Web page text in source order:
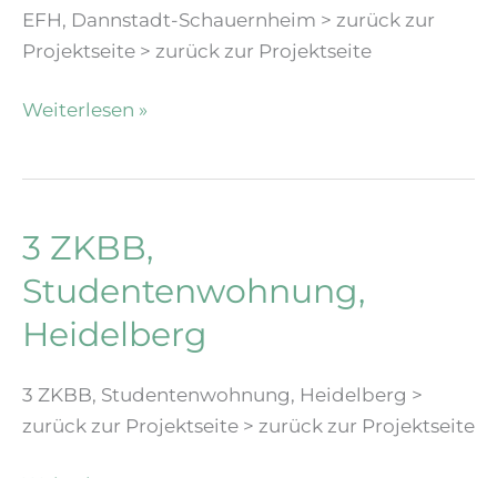
EFH, Dannstadt-Schauernheim > zurück zur
Projektseite > zurück zur Projektseite
EFH,
Weiterlesen »
3 ZKBB,
Studentenwohnung,
Heidelberg
3 ZKBB, Studentenwohnung, Heidelberg >
zurück zur Projektseite > zurück zur Projektseite